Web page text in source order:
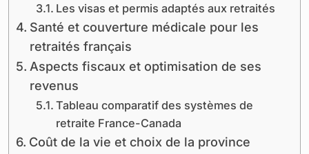
Les visas et permis adaptés aux retraités
Santé et couverture médicale pour les
retraités français
Aspects fiscaux et optimisation de ses
revenus
Tableau comparatif des systèmes de
retraite France-Canada
Coût de la vie et choix de la province